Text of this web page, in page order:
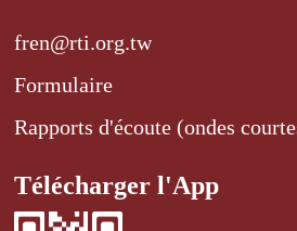
fren@rti.org.tw
Formulaire
Rapports d'écoute (ondes
Télécharger l'App